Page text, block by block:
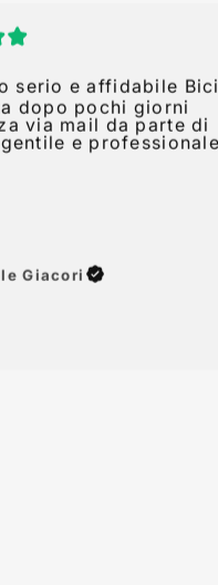
serio e affidabile Bici
dopo pochi giorni
via mail da parte di
e professionale